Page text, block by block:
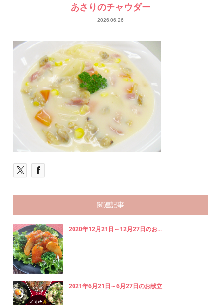
あさりのチャウダー
2026.06.26
関連記事
2020年12月21日～12月27日のお...
2021年6月21日～6月27日のお献立